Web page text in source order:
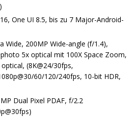
One UI 8.5, bis zu 7 Major-Android-
Wide, 200MP Wide-angle (f/1.4),
5x optical mit 100X Space Zoom,
(8K@24/30fps,
60/120/240fps, 10-bit HDR,
Dual Pixel PDAF, f/2.2